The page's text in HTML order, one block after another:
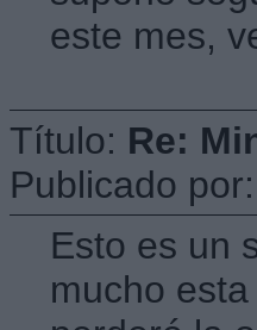
este mes,
Título: Re:
Publicado por:
Esto es un
mucho